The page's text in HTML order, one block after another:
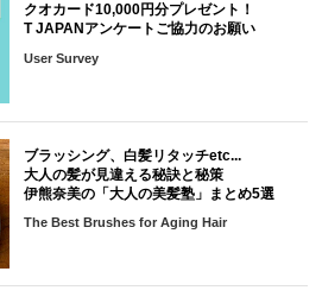
クオカード10,000円分プレゼント！
T JAPANアンケートご協力のお願い
User Survey
ブラッシング、白髪リタッチetc...
大人の髪が見違える秘訣と秘策
伊熊奈美の「大人の美髪塾」まとめ5選
The Best Brushes for Aging Hair